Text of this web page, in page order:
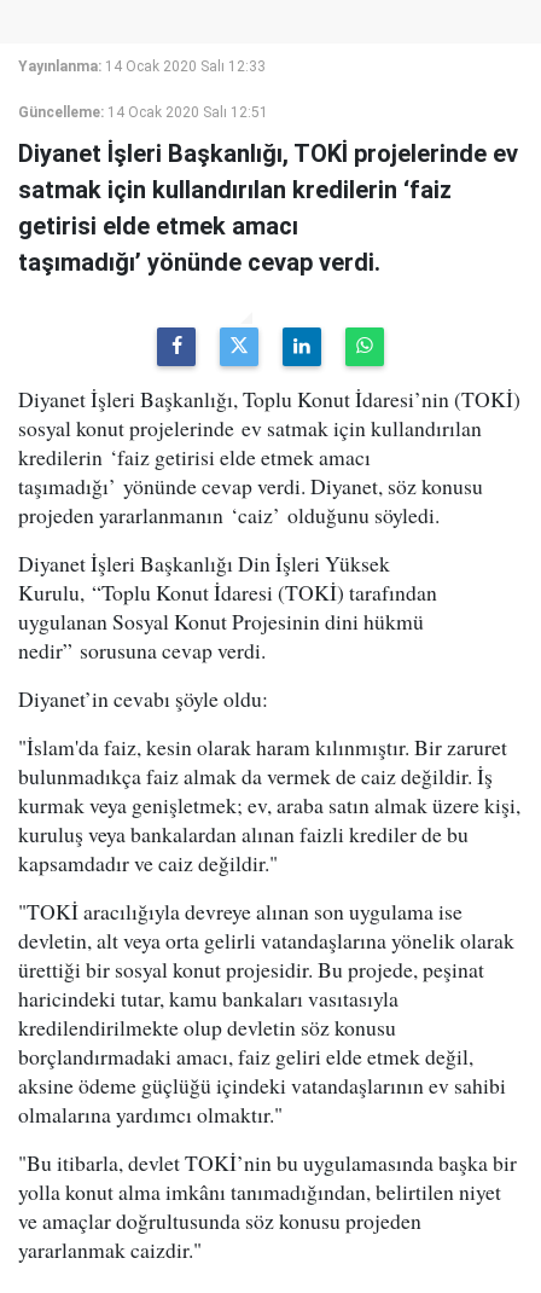
Yayınlanma: 14 Ocak 2020 Salı 12:33
Güncelleme: 14 Ocak 2020 Salı 12:51
Diyanet İşleri Başkanlığı, TOKİ projelerinde ev
satmak için kullandırılan kredilerin ‘faiz
getirisi elde etmek amacı
taşımadığı’ yönünde cevap verdi.
Diyanet İşleri Başkanlığı, Toplu Konut İdaresi’nin (TOKİ)
sosyal konut projelerinde ev satmak için kullandırılan
kredilerin ‘faiz getirisi elde etmek amacı
taşımadığı’ yönünde cevap verdi. Diyanet, söz konusu
projeden yararlanmanın ‘caiz’ olduğunu söyledi.
Diyanet İşleri Başkanlığı Din İşleri Yüksek
Kurulu, “Toplu Konut İdaresi (TOKİ) tarafından
uygulanan Sosyal Konut Projesinin dini hükmü
nedir” sorusuna cevap verdi.
Diyanet’in cevabı şöyle oldu:
"İslam'da faiz, kesin olarak haram kılınmıştır. Bir zaruret
bulunmadıkça faiz almak da vermek de caiz değildir. İş
kurmak veya genişletmek; ev, araba satın almak üzere kişi,
kuruluş veya bankalardan alınan faizli krediler de bu
kapsamdadır ve caiz değildir."
"TOKİ aracılığıyla devreye alınan son uygulama ise
devletin, alt veya orta gelirli vatandaşlarına yönelik olarak
ürettiği bir sosyal konut projesidir. Bu projede, peşinat
haricindeki tutar, kamu bankaları vasıtasıyla
kredilendirilmekte olup devletin söz konusu
borçlandırmadaki amacı, faiz geliri elde etmek değil,
aksine ödeme güçlüğü içindeki vatandaşlarının ev sahibi
olmalarına yardımcı olmaktır."
"Bu itibarla, devlet TOKİ’nin bu uygulamasında başka bir
yolla konut alma imkânı tanımadığından, belirtilen niyet
ve amaçlar doğrultusunda söz konusu projeden
yararlanmak caizdir."